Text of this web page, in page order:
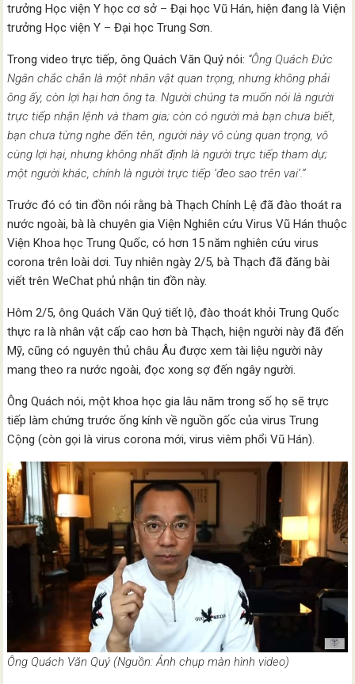
trưởng Học viện Y học cơ sở – Đại học Vũ Hán, hiện đang là Viện
trưởng Học viện Y – Đại học Trung Sơn.
Trong video trực tiếp, ông Quách Văn Quý nói: “Ông Quách Đức
Ngân chắc chắn là một nhân vật quan trọng, nhưng không phải
ông ấy, còn lợi hại hơn ông ta. Người chúng ta muốn nói là người
trực tiếp nhận lệnh và tham gia; còn có người mà bạn chưa biết,
bạn chưa từng nghe đến tên, người này vô cùng quan trọng, vô
cùng lợi hại, nhưng không nhất định là người trực tiếp tham dự;
một người khác, chính là người trực tiếp ‘đeo sao trên vai’.”
Trước đó có tin đồn nói rằng bà Thạch Chính Lệ đã đào thoát ra
nước ngoài, bà là chuyên gia Viện Nghiên cứu Virus Vũ Hán thuộc
Viện Khoa học Trung Quốc, có hơn 15 năm nghiên cứu virus
corona trên loài dơi. Tuy nhiên ngày 2/5, bà Thạch đã đăng bài
viết trên WeChat phủ nhận tin đồn này.
Hôm 2/5, ông Quách Văn Quý tiết lộ, đào thoát khỏi Trung Quốc
thực ra là nhân vật cấp cao hơn bà Thạch, hiện người này đã đến
Mỹ, cũng có nguyên thủ châu Âu được xem tài liệu người này
mang theo ra nước ngoài, đọc xong sợ đến ngây người.
Ông Quách nói, một khoa học gia lâu năm trong số họ sẽ trực
tiếp làm chứng trước ống kính về nguồn gốc của virus Trung
Cộng (còn gọi là virus corona mới, virus viêm phổi Vũ Hán).
Ông Quách Văn Quý (Nguồn: Ảnh chụp màn hình video)